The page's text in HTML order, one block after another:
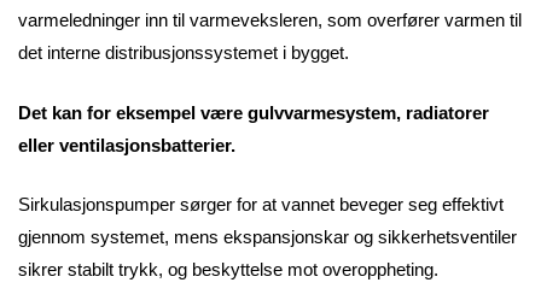
varmeledninger inn til varmeveksleren, som overfører varmen til
det interne distribusjonssystemet i bygget.
Det kan for eksempel være gulvvarmesystem, radiatorer
eller ventilasjonsbatterier.
Sirkulasjonspumper sørger for at vannet beveger seg effektivt
gjennom systemet, mens ekspansjonskar og sikkerhetsventiler
sikrer stabilt trykk, og beskyttelse mot overoppheting.